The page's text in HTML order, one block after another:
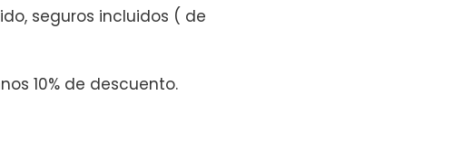
seguros incluidos ( de
10% de descuento.